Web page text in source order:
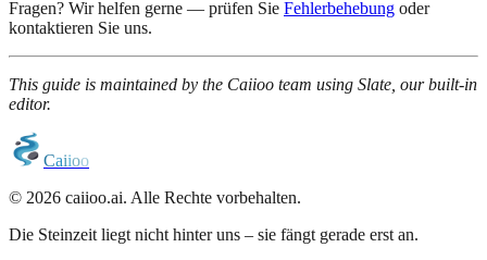
Fragen? Wir helfen gerne — prüfen Sie Fehlerbehebung oder
kontaktieren Sie uns.
This guide is maintained by the Caiioo team using Slate, our built-in
editor.
Caiioo
© 2026 caiioo.ai. Alle Rechte vorbehalten.
Die Steinzeit liegt nicht hinter uns – sie fängt gerade erst an.